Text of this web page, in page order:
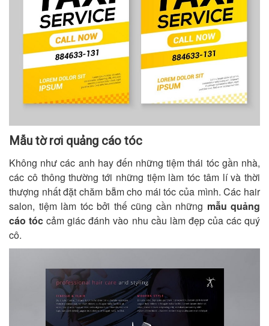
Mẫu tờ rơi quảng cáo tóc
Không như các anh hay đến những tiệm thái tóc gần nhà,
các cô thông thường tới những tiệm làm tóc tâm lí và thời
thượng nhất đặt chăm bẵm cho mái tóc của mình. Các hair
salon, tiệm làm tóc bởi thế cũng cần những mẫu quảng
cáo tóc cảm giác đánh vào nhu cầu làm đẹp của các quý
cô.